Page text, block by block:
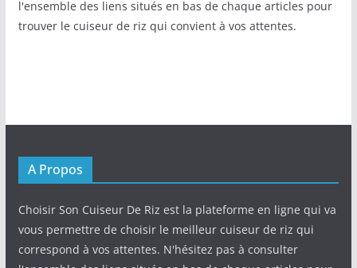
l'ensemble des liens situés en bas de chaque articles pour
trouver le cuiseur de riz qui convient à vos attentes.
A Propos
Choisir Son Cuiseur De Riz est la plateforme en ligne qui va
vous permettre de choisir le meilleur cuiseur de riz qui
correspond à vos attentes. N'hésitez pas à consulter